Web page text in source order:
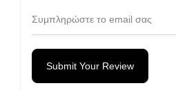
Submit Your Review